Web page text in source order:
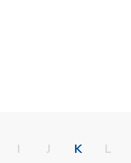
I J K
L